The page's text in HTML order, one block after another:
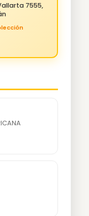
7555,